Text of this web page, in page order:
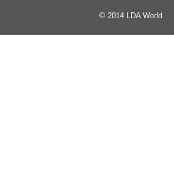
© 2014 LDA World.